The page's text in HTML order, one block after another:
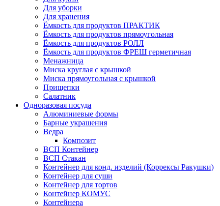
Для уборки
Для хранения
Ёмкость для продуктов ПРАКТИК
Ёмкость для продуктов прямоугольная
Ёмкость для продуктов РОЛЛ
Ёмкость для продуктов ФРЕШ герметичная
Менажница
Миска круглая с крышкой
Миска прямоугольная с крышкой
Прищепки
Салатник
Одноразовая посуда
Алюминиевые формы
Барные украшения
Ведра
Композит
ВСП Контейнер
ВСП Стакан
Контейнер для конд. изделий (Коррексы Ракушки)
Контейнер для суши
Контейнер для тортов
Контейнер КОМУС
Контейнера